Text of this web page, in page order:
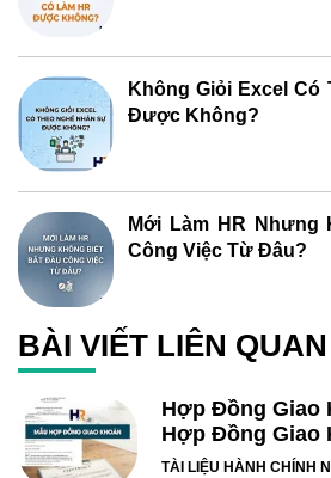
Không Giỏi Excel Có
Được Không?
Mới Làm HR Nhưng
Công Việc Từ Đâu?
BÀI VIẾT LIÊN QUAN
Hợp Đồng Giao
Hợp Đồng Giao
TÀI LIỆU HÀNH CHÍNH